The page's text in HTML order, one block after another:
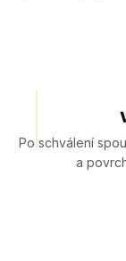
Po schválení
a